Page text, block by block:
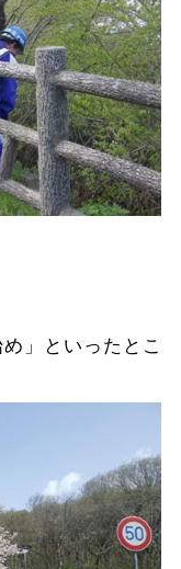
」といったとこ